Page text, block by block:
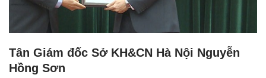
Tân Giám đốc Sở KH&CN Hà Nội Nguyễn
Hồng Sơn